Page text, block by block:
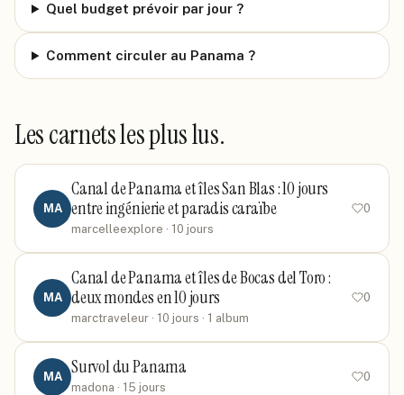
Quel budget prévoir par jour ?
Comment circuler au Panama ?
Les carnets les plus lus.
MA
Canal de Panama et îles San Blas : 10 jours
entre ingénierie et paradis caraïbe
marcelleexplore · 10 jours
0
MA
Canal de Panama et îles de Bocas del Toro :
deux mondes en 10 jours
marctraveleur · 10 jours · 1 album
0
MA Survol du Panama
madona · 15 jours
0